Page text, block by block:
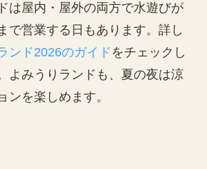
は屋内・屋外の両方で水遊びが
で営業する日もあります。詳し
ンド2026のガイド をチェックし
よみうりランドも、夏の夜は涼
ンを楽しめます。